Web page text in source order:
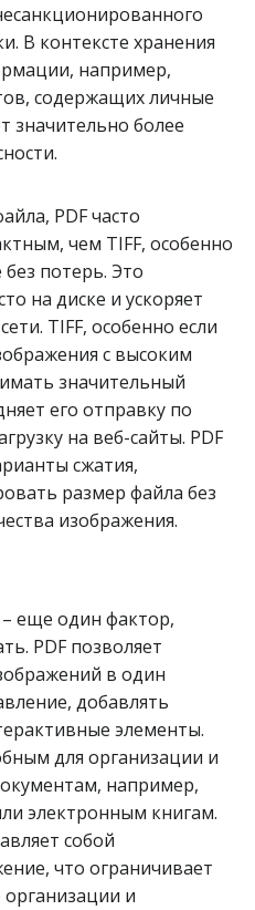
В контексте хранения
например,
содержащих личные
значительно более
PDF часто
чем TIFF, особенно
без потерь. Это
на диске и ускоряет
TIFF, особенно если
с высоким
значительный
его отправку по
на веб-сайты. PDF
сжатия,
размер файла без
изображения.
еще один фактор,
PDF позволяет
в один
добавлять
элементы.
для организации и
например,
электронным книгам.
собой
что ограничивает
и